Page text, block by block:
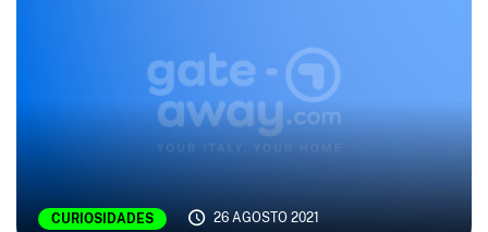
CURIOSIDADES 26 AGOSTO 2021